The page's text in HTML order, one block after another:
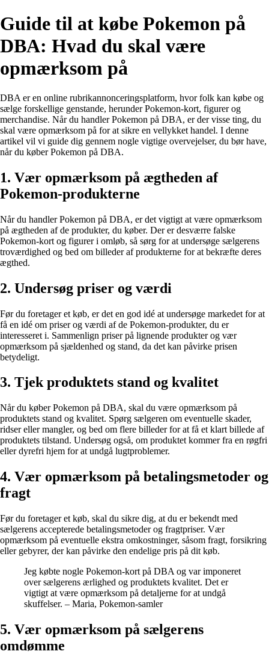
Guide til at købe Pokemon på
DBA: Hvad du skal være
opmærksom på
DBA er en online rubrikannonceringsplatform, hvor folk kan købe og
sælge forskellige genstande, herunder Pokemon-kort, figurer og
merchandise. Når du handler Pokemon på DBA, er der visse ting, du
skal være opmærksom på for at sikre en vellykket handel. I denne
artikel vil vi guide dig gennem nogle vigtige overvejelser, du bør have,
når du køber Pokemon på DBA.
1. Vær opmærksom på ægtheden af
Pokemon-produkterne
Når du handler Pokemon på DBA, er det vigtigt at være opmærksom
på ægtheden af de produkter, du køber. Der er desværre falske
Pokemon-kort og figurer i omløb, så sørg for at undersøge sælgerens
troværdighed og bed om billeder af produkterne for at bekræfte deres
ægthed.
2. Undersøg priser og værdi
Før du foretager et køb, er det en god idé at undersøge markedet for at
få en idé om priser og værdi af de Pokemon-produkter, du er
interesseret i. Sammenlign priser på lignende produkter og vær
opmærksom på sjældenhed og stand, da det kan påvirke prisen
betydeligt.
3. Tjek produktets stand og kvalitet
Når du køber Pokemon på DBA, skal du være opmærksom på
produktets stand og kvalitet. Spørg sælgeren om eventuelle skader,
ridser eller mangler, og bed om flere billeder for at få et klart billede af
produktets tilstand. Undersøg også, om produktet kommer fra en røgfri
eller dyrefri hjem for at undgå lugtproblemer.
4. Vær opmærksom på betalingsmetoder og
fragt
Før du foretager et køb, skal du sikre dig, at du er bekendt med
sælgerens accepterede betalingsmetoder og fragtpriser. Vær
opmærksom på eventuelle ekstra omkostninger, såsom fragt, forsikring
eller gebyrer, der kan påvirke den endelige pris på dit køb.
Jeg købte nogle Pokemon-kort på DBA og var imponeret
over sælgerens ærlighed og produktets kvalitet. Det er
vigtigt at være opmærksom på detaljerne for at undgå
skuffelser. – Maria, Pokemon-samler
5. Vær opmærksom på sælgerens
omdømme